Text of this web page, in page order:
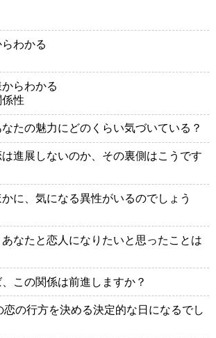
わかる
らわかる
性
たの魅力にどのくらい気づいている？
進展しないのか、その裏側はこうです
に、気になる異性がいるのでしょう
なたと恋人になりたいと思ったことは
この関係は前進しますか？
の行方を決める決定的な日になるでし